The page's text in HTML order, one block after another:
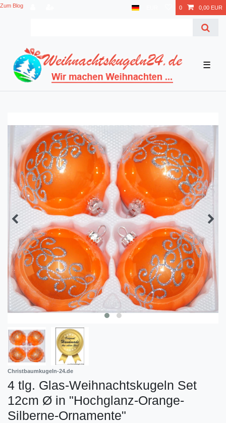
Zum Blog 0 0,00 EUR
☰
Christbaumkugeln-24.de
4 tlg. Glas-Weihnachtskugeln Set
12cm Ø in "Hochglanz-Orange-
Silberne-Ornamente"